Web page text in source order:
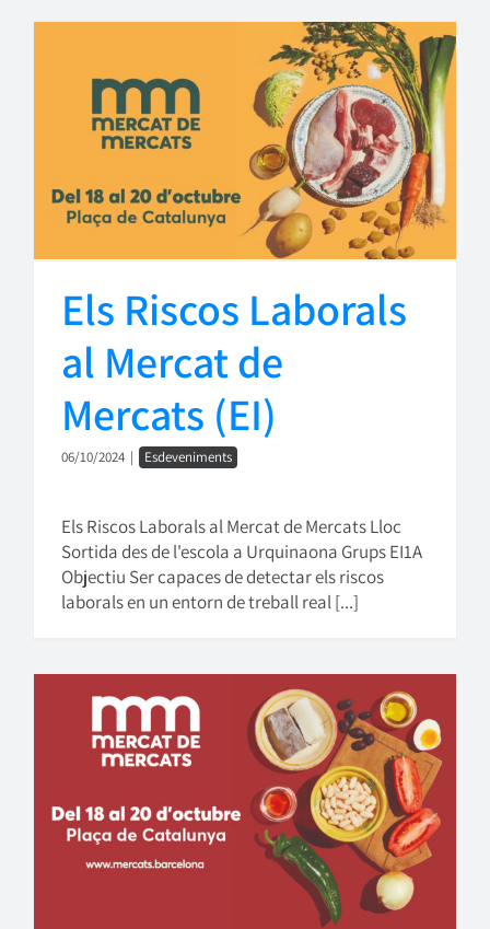
Els Riscos Laborals
al Mercat de
Mercats (EI)
06/10/2024 | Esdeveniments
Els Riscos Laborals al Mercat de Mercats Lloc
Sortida des de l'escola a Urquinaona Grups EI1A
Objectiu Ser capaces de detectar els riscos
laborals en un entorn de treball real [...]